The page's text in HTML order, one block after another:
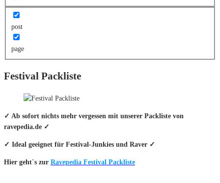
post
page
Festival Packliste
✓ Ab sofort nichts mehr vergessen mit unserer Packliste von
ravepedia.de ✓
✓ Ideal geeignet für Festival-Junkies und Raver ✓
Hier geht`s zur Ravepedia Festival Packliste